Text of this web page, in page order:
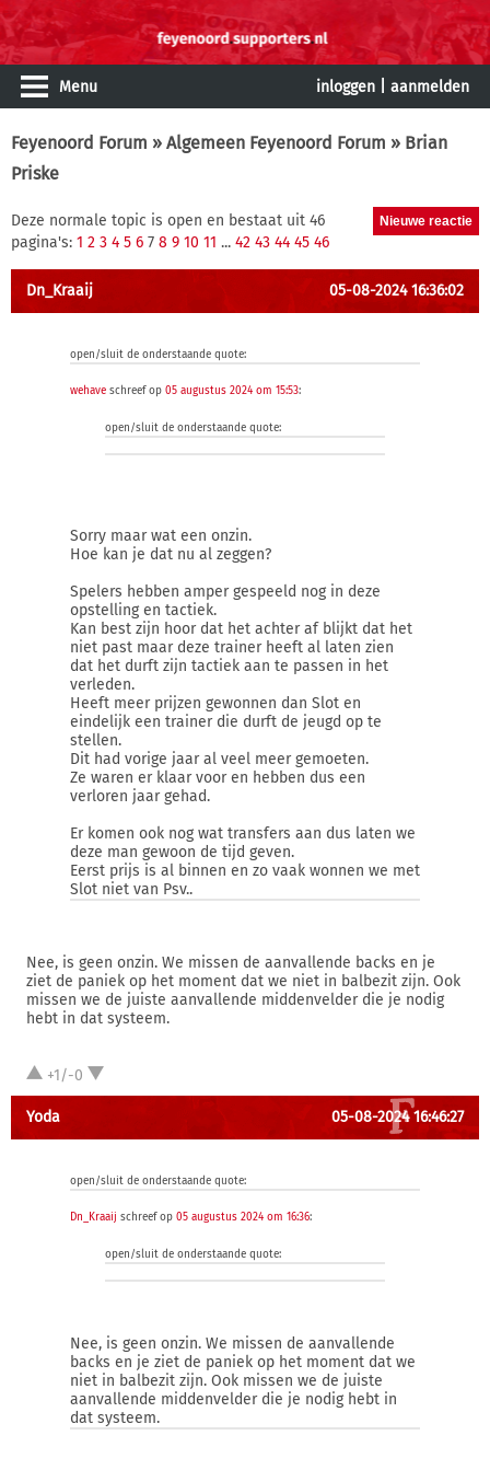
Menu inloggen aanmelden
Feyenoord Forum » Algemeen Feyenoord Forum » Brian
Priske
Deze normale topic is open en bestaat uit 46
pagina's: 1 2 3 4 5 6 7 8 9 10 11 ... 42 43 44 45 46
Dn_Kraaij 05-08-2024 16:36:02
open/sluit de onderstaande quote:
wehave schreef op 05 augustus 2024 om 15:53:
open/sluit de onderstaande quote:
Sorry maar wat een onzin.
Hoe kan je dat nu al zeggen?
Spelers hebben amper gespeeld nog in deze
opstelling en tactiek.
Kan best zijn hoor dat het achter af blijkt dat het
niet past maar deze trainer heeft al laten zien
dat het durft zijn tactiek aan te passen in het
verleden.
Heeft meer prijzen gewonnen dan Slot en
eindelijk een trainer die durft de jeugd op te
stellen.
Dit had vorige jaar al veel meer gemoeten.
Ze waren er klaar voor en hebben dus een
verloren jaar gehad.
Er komen ook nog wat transfers aan dus laten we
deze man gewoon de tijd geven.
Eerst prijs is al binnen en zo vaak wonnen we met
Slot niet van Psv..
Nee, is geen onzin. We missen de aanvallende backs en je
ziet de paniek op het moment dat we niet in balbezit zijn. Ook
missen we de juiste aanvallende middenvelder die je nodig
hebt in dat systeem.
+1/-0
Yoda 05-08-2024 16:46:27
open/sluit de onderstaande quote:
Dn_Kraaij schreef op 05 augustus 2024 om 16:36:
open/sluit de onderstaande quote:
Nee, is geen onzin. We missen de aanvallende
backs en je ziet de paniek op het moment dat we
niet in balbezit zijn. Ook missen we de juiste
aanvallende middenvelder die je nodig hebt in
dat systeem.